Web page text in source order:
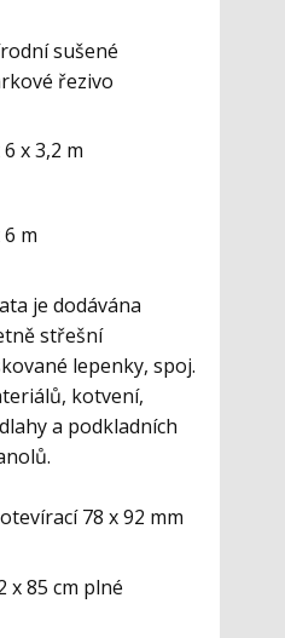
sušené
řezivo
6 x 3,2 m
6 m
je dodávána
střešní
lepenky, spoj.
kotvení,
a podkladních
78 x 92 mm
x 85 cm plné